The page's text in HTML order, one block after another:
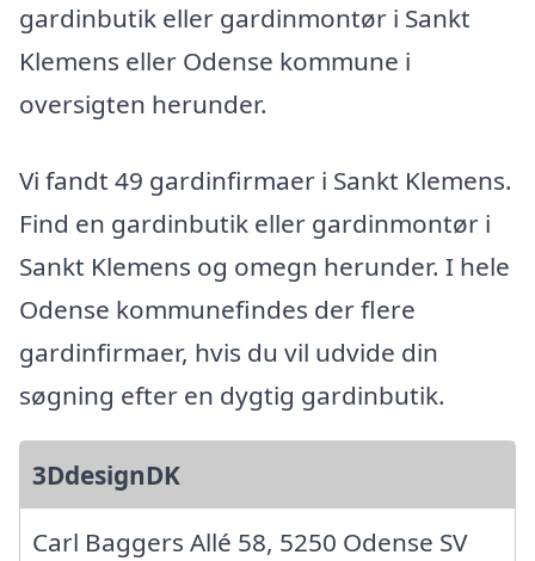
gardinbutik eller gardinmontør i Sankt
Klemens eller Odense kommune i
oversigten herunder.
Vi fandt 49 gardinfirmaer i Sankt Klemens.
Find en gardinbutik eller gardinmontør i
Sankt Klemens og omegn herunder. I hele
Odense kommunefindes der flere
gardinfirmaer, hvis du vil udvide din
søgning efter en dygtig gardinbutik.
3DdesignDK
Carl Baggers Allé 58, 5250 Odense SV